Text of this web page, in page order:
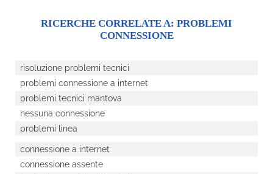
RICERCHE CORRELATE A: PROBLEMI
CONNESSIONE
risoluzione problemi tecnici
problemi connessione a internet
problemi tecnici mantova
nessuna connessione
problemi linea
connessione a internet
connessione assente